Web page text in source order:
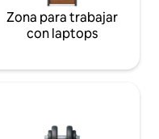
Zona para trabajar
con laptops